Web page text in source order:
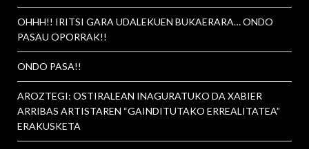
OHHH!! IRITSI GARA UDALEKUEN BUKAERARA… ONDO
PASAU OPORRAK!!
ONDO PASA!!
AROZTEGI: OSTIRALEAN INAGURATUKO DA XABIER
ARRIBAS ARTISTAREN “GAINDITUTAKO ERREALITATEA”
ERAKUSKETA